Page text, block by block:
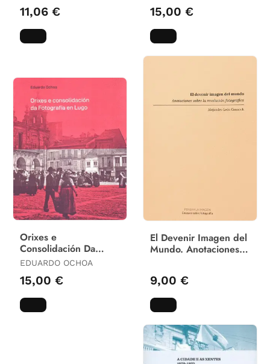
11,06 €
Provincial de Lugo
15,00 €
Orixes e
Consolidación Da
Fotografía en Lugo
EDUARDO OCHOA
15,00 €
El Devenir Imagen del
Mundo. Anotaciones
9,00 €